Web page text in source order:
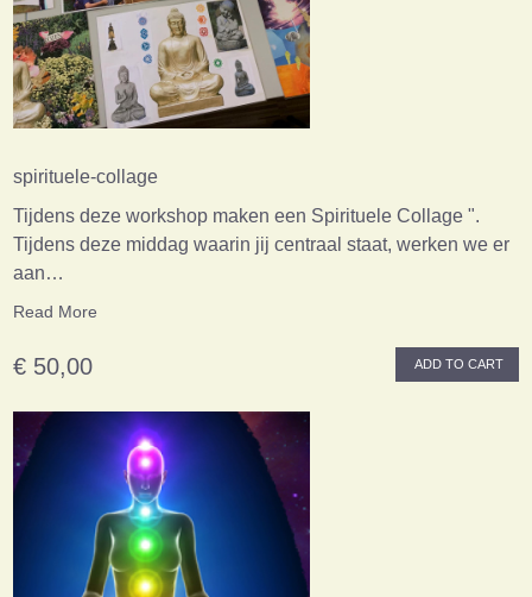
spirituele-collage
Tijdens deze workshop maken een Spirituele Collage ".
Tijdens deze middag waarin jij centraal staat, werken we er
aan…
Read More
€ 50,00 ADD TO CART